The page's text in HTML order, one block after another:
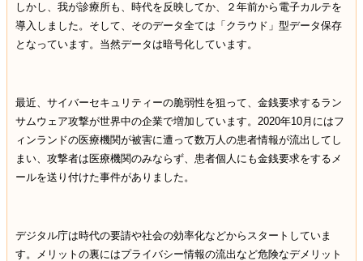
しかし、我が診療所も、時代を反映してか、２年前から電子カルテを
導入しました。そして、そのデータ全ては「クラウド」型データ保存
となっています。当然データは暗号化しています。
最近、サイバーセキュリティーの脆弱性を狙って、金銭要求するラン
サムウェア攻撃が世界中の企業で増加しています。 2020年10月にはフ
ィンランドの医療機関が被害に遭って数万人の患者情報が流出してし
まい、攻撃者は医療機関のみならず、患者個人にも金銭要求をするメ
ールを送り付けた事件がありました。
デジタル庁は時代の要請や社会の効率化などからスタートしていま
す。メリットの裏にはプライバシー情報の流出など危険なデメリット